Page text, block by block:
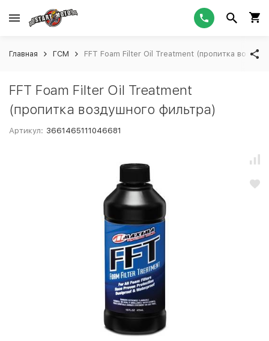
Главная ГСМ FFT Foam Filter Oil Treatment (пропитка
FFT Foam Filter Oil Treatment
(пропитка воздушного фильтра)
Артикул: 3661465111046681